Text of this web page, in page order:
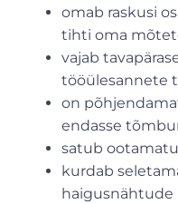
omab raskusi
tihti oma
vajab
tööülesannete
on
endasse
satub
kurdab
haigusnähtude